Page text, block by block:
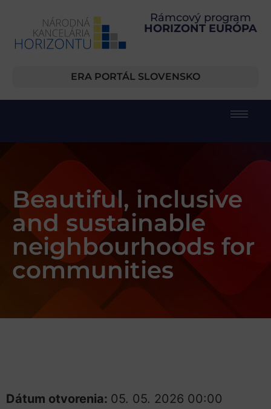
Rámcový program
HORIZONT EURÓPA
ERA PORTÁL SLOVENSKO
Beautiful, inclusive
and sustainable
neighbourhoods for
communities
Dátum otvorenia: 05. 05. 2026 00:00